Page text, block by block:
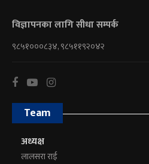
विज्ञापनका लागि सीधा सम्पर्क
९८५१०००८३४, ९८५११९२०४२
Team
अध्यक्ष
लालसरा राई